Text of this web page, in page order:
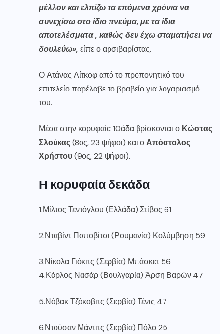
μέλλον και ελπίζω τα επόμενα χρόνια να
συνεχίσω στο ίδιο πνεύμα, με τα ίδια
αποτελέσματα , καθώς δεν έχω σταματήσει να
δουλεύω», είπε ο αρσιβαρίστας.
Ο Ατάνας Λίτκοφ από το προπονητικό του
επιτελείο παρέλαβε το βραβείο για λογαριασμό
του.
Μέσα στην κορυφαία 10άδα βρίσκονται ο Κώστας
Σλούκας(8ος, 23 ψήφοι) και οΑπόστολος
Χρήστου(9ος, 22 ψήφοι).
Η κορυφαία δεκάδα
1.Μίλτος Τεντόγλου (Ελλάδα) Στίβος 61
2.Νταβίντ Ποποβίτσι (Ρουμανία) Κολύμβηση 59
3.Νίκολα Γιόκιτς (Σερβία) Μπάσκετ 56
4.Κάρλος Νασάρ (Βουλγαρία) Άρση Βαρών 47
5.Νόβακ Τζόκοβιτς (Σερβία) Τένις 47
6.Ντούσαν Μάντιτς (Σερβία) Πόλο 25